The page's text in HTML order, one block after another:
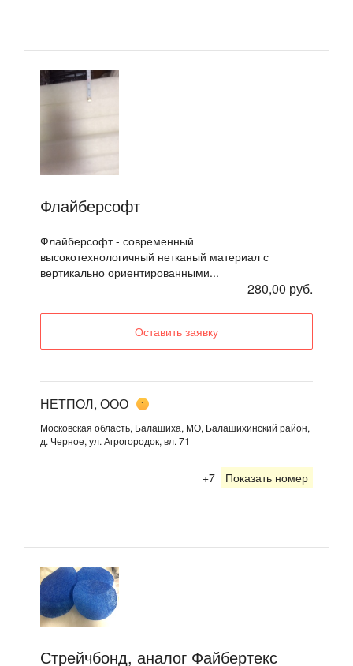
Флайберсофт
Флайберсофт - современный
высокотехнологичный нетканый материал с
вертикально ориентированными...
280,00 руб.
Оставить заявку
НЕТПОЛ, ООО 1
Московская область, Балашиха, МО, Балашихинский район,
д. Черное, ул. Агрогородок, вл. 71
+7 Показать номер
Стрейчбонд, аналог Файбертекс